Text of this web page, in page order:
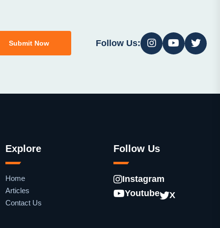
Submit Now Follow Us:
Explore
Home
Articles
Contact Us
Follow Us
Instagram
Youtube
X